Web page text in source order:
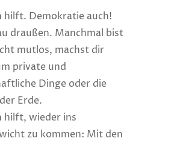
hilft. Demokratie auch!
draußen. Manchmal bist
mutlos, machst dir
private und
Dinge oder die
Erde.
hilft, wieder ins
zu kommen: Mit den